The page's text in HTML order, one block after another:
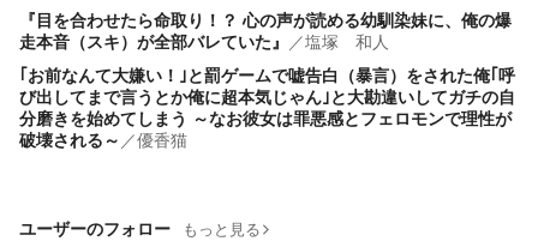
『目を合わせたら命取り！？ 心の声が読める幼馴染妹に、俺の爆
走本音（スキ）が全部バレていた』 ／塩塚 和人
​｢お前なんて大嫌い！｣と罰ゲームで嘘告白（暴言）をされた俺｢呼
び出してまで言うとか俺に超本気じゃん｣と大勘違いしてガチの自
分磨きを始めてしまう ～なお彼女は罪悪感とフェロモンで理性が
破壊される～ ／優香猫
ユーザーのフォロー もっと見る